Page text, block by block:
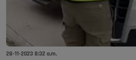
28-11-2023 8:32 a.m.